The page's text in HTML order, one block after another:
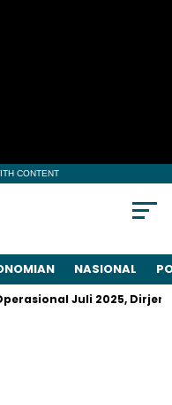
CONTENT
NASIONAL
Juli 2025, Dirjen